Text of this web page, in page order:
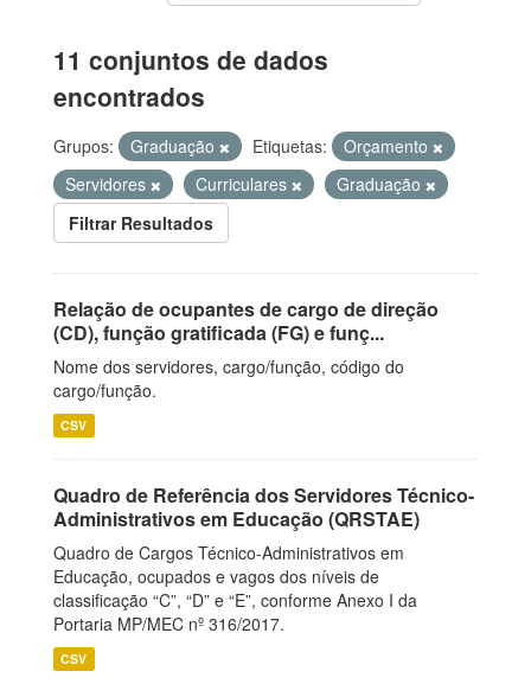
11 conjuntos de dados
encontrados
Grupos: Graduação Etiquetas:
Orçamento
Servidores
Curriculares
Graduação
Filtrar Resultados
Relação de ocupantes de cargo de direção
(CD), função gratificada (FG) e funç...
Nome dos servidores, cargo/função, código do
cargo/função.
CSV
Quadro de Referência dos Servidores Técnico-
Administrativos em Educação (QRSTAE)
Quadro de Cargos Técnico-Administrativos em
Educação, ocupados e vagos dos níveis de
classificação “C”, “D” e “E”, conforme Anexo I da
Portaria MP/MEC nº 316/2017.
CSV